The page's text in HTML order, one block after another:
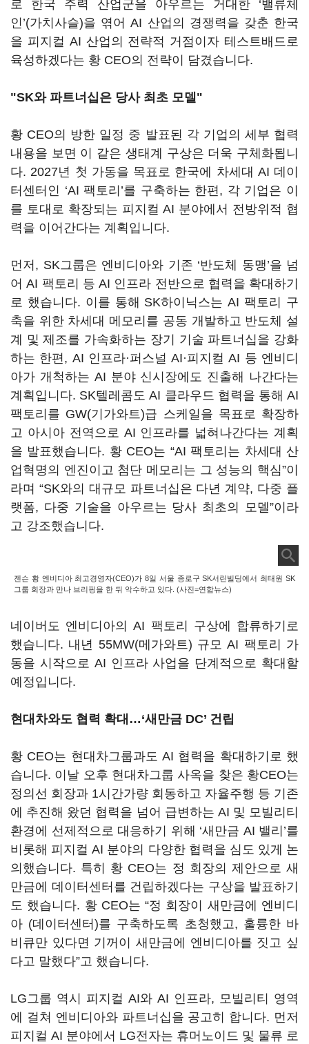
로 한국 주력 산업군을 아우르는 거대한 ‘밸류체
인’(가치사슬)을 엮어AI 산업의 경쟁력을 갖춘 한국
을 피지컬 AI 산업의 전략적 거점이자 테스트배드로
육성하겠다는 황 CEO의 전략이 담겼습니다.
"SK와 파트너십은 당사 최초 모델"
황 CEO의 방한 일정 중 발표된 각 기업의 세부 협력
내용을 보면 이 같은 생태계 구상은 더욱 구체화됩니
다. 2027년 첫 가동을 목표로 한국에 차세대 AI 데이
터센터인 ‘AI 팩토리 ’를 구축하는 한편, 각 기업은 이
를 토대로 확장되는 피지컬AI 분야에서 전방위적 협
력을 이어간다는 계획입니다.
먼저 , SK그룹은 엔비디아와 기존 ‘반도체 동맹’을 넘
어AI 팩토리 등 AI 인프라 전반으로 협력을 확대하기
로 했습니다. 이를 통해 SK하이닉스는AI 팩토리 구
축을 위한 차세대 메모리를 공동 개발하고 반도체 설
계 및 제조를 가속화하는 장기 기술 파트너십을 강화
하는 한편, AI 인프라·퍼스널AI·피지컬AI 등 엔비디
아가 개척하는 AI 분야 신시장에도 진출해 나간다는
계획입니다. SK텔레콤도AI 클라우드 협력을 통해AI
팩토리를 GW(기가와트)급 스케일을 목표로 확장하
고 아시아 전역으로 AI 인프라를 넓혀나간다는 계획
을 발표했습니다. 황 CEO는 “AI 팩토리는 차세대 산
업혁명의 엔진이고 첨단 메모리는 그 성능의 핵심”이
라며 “SK와의 대규모 파트너십은 다년 계약, 다중 플
랫폼, 다중 기술을 아우르는 당사 최초의 모델”이라
고 강조했습니다.
젠슨 황 엔비디아 최고경영자(CEO)가 8일 서울 종로구 SK서린빌딩에서 최태원 SK
그룹 회장과 만나 브리핑을 한 뒤 악수하고 있다. (사진=연합뉴스)
네이버도 엔비디아의AI 팩토리 구상에 합류하기로
했습니다. 내년 55MW(메가와트) 규모AI 팩토리 가
동을 시작으로 AI 인프라 사업을 단계적으로 확대할
예정입니다.
현대차와도 협력 확대…‘새만금 DC’ 건립
황 CEO는 현대차그룹과도AI 협력을 확대하기로 했
습니다. 이날 오후 현대차그룹 사옥을 찾은 황CEO는
정의선 회장과 1시간가량 회동하고 자율주행 등 기존
에 추진해 왔던 협력을 넘어 급변하는 AI 및 모빌리티
환경에 선제적으로 대응하기 위해 ‘새만금 AI 밸리 ’를
비롯해 피지컬AI 분야의 다양한 협력을 심도 있게 논
의했습니다. 특히 황 CEO는 정 회장의 제안으로 새
만금에 데이터센터를 건립하겠다는 구상을 발표하기
도 했습니다. 황 CEO는“정 회장이 새만금에 엔비디
아 (데이터센터)를 구축하도록 초청했고, 훌륭한 바
비큐만 있다면 기꺼이 새만금에 엔비디아를 짓고 싶
다고 말했다”고 했습니다.
LG그룹 역시 피지컬 AI와 AI 인프라, 모빌리티 영역
에 걸쳐 엔비디아와 파트너십을 공고히 합니다. 먼저
피지컬 AI 분야에서 LG전자는 휴머노이드 및 물류 로